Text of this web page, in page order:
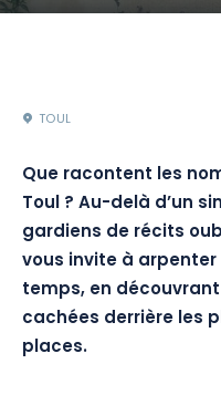
TOUL
Que racontent les
Toul ? Au-delà d’un
gardiens de récits
vous invite à
temps, en
cachées derrière les
places.